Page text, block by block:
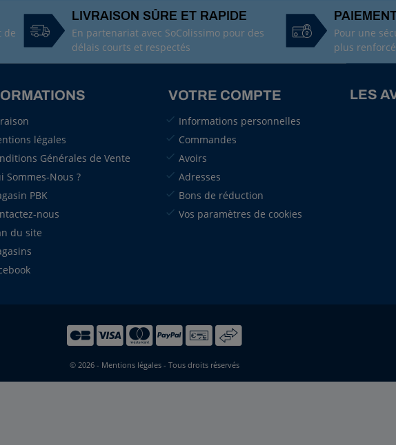
de
LIVRAISON SÛRE ET RAPIDE
En partenariat avec SoColissimo pour des
délais courts et respectés
Pour une
plus
légales
Générales de Vente
Sommes-Nous ?
PBK
nous
du site
VOTRE COMPTE
Informations personnelles
Commandes
Avoirs
Adresses
Bons de réduction
Vos paramètres de cookies
LES
© 2026 - Mentions légales - Tous droits réservés